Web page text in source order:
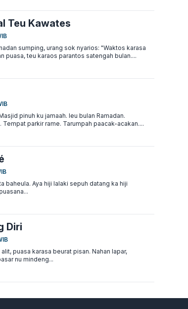
Teu Kawates
sumping, urang sok nyarios: "Waktos karasa
puasa, teu karaos parantos satengah bulan....
pinuh ku jamaah. Ieu bulan Ramadan.
parkir rame. Tarumpah paacak-acakan....
baheula. Aya hiji lalaki sepuh datang ka hiji
Diri
puasa karasa beurat pisan. Nahan lapar,
nu mindeng...